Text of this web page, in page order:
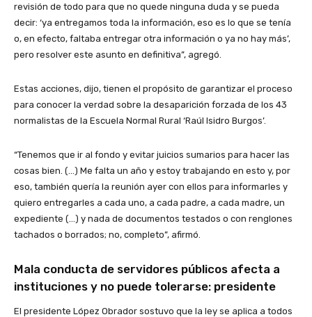
revisión de todo para que no quede ninguna duda y se pueda
decir: ‘ya entregamos toda la información, eso es lo que se tenía
o, en efecto, faltaba entregar otra información o ya no hay más’,
pero resolver este asunto en definitiva”, agregó.
Estas acciones, dijo, tienen el propósito de garantizar el proceso
para conocer la verdad sobre la desaparición forzada de los 43
normalistas de la Escuela Normal Rural ‘Raúl Isidro Burgos’.
“Tenemos que ir al fondo y evitar juicios sumarios para hacer las
cosas bien. (…) Me falta un año y estoy trabajando en esto y, por
eso, también quería la reunión ayer con ellos para informarles y
quiero entregarles a cada uno, a cada padre, a cada madre, un
expediente (…) y nada de documentos testados o con renglones
tachados o borrados; no, completo”, afirmó.
Mala conducta de servidores públicos afecta a
instituciones y no puede tolerarse: presidente
El presidente López Obrador sostuvo que la ley se aplica a todos